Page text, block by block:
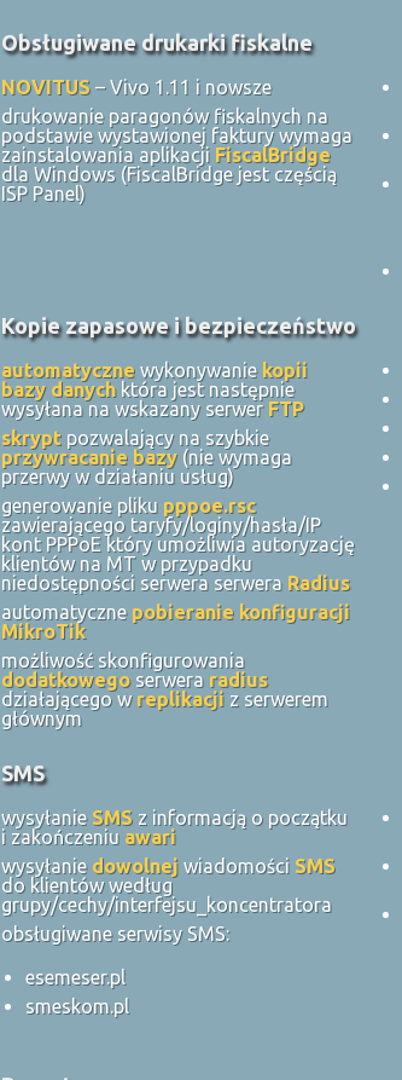
Obsługiwane drukarki fiskalne
NOVITUS – Vivo 1.11 i nowsze
drukowanie paragonów fiskalnych na
podstawie wystawionej faktury wymaga
zainstalowania aplikacji FiscalBridge
dla Windows (FiscalBridge jest częścią
ISP Panel)
Kopie zapasowe i bezpieczeństwo
automatyczne wykonywanie kopii
bazy danychktóra jest następnie
wysyłana na wskazany serwer FTP
skrypt pozwalający na szybkie
przywracanie bazy(nie wymaga
przerwy w działaniu usług)
generowanie pliku pppoe.rsc
zawierającego taryfy/loginy/hasła/IP
kont PPPoE który umożliwia autoryzację
klientów na MT w przypadku
niedostępności serwera serwera Radius
automatyczne pobieranie konfiguracji
MikroTik
możliwość skonfigurowania
dodatkowegoserwera radius
działającego w replikacji z serwerem
głównym
SMS
wysyłanie SMS z informacją o początku
i zakończeniu awari
wysyłanie dowolnej wiadomości SMS
do klientów według
grupy/cechy/interfejsu_koncentratora
obsługiwane serwisy SMS:
esemeser.pl
smeskom.pl